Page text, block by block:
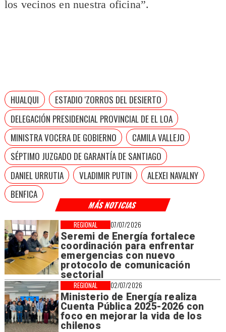
MÁS NOTICIAS
07/07/2026
Seremi de Energía fortalece
coordinación para enfrentar
emergencias con nuevo
protocolo de comunicación
sectorial
REGIONAL
02/07/2026
Ministerio de Energía realiza
Cuenta Pública 2025-2026 con
foco en mejorar la vida de los
chilenos
REGIONAL
los vecinos en nuestra oficina”.
HUALQUI
ESTADIO 'ZORROS DEL DESIERTO
DELEGACIÓN PRESIDENCIAL PROVINCIAL DE EL LOA
MINISTRA VOCERA DE GOBIERNO
CAMILA VALLEJO
SÉPTIMO JUZGADO DE GARANTÍA DE SANTIAGO
DANIEL URRUTIA
VLADIMIR PUTIN
ALEXEI NAVALNY
BENFICA